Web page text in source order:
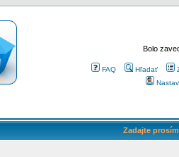
Bolo
FAQ Hľadať
Zadajte